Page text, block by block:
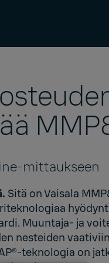
mittaukseen
Sitä on Vaisala
Muuntaja- ja
nesteiden
teknologia on